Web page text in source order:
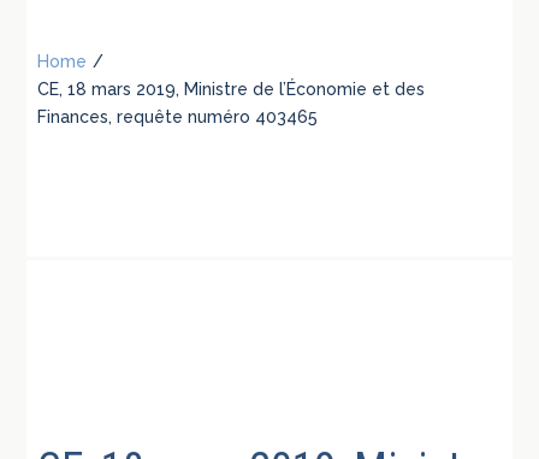
Home /
CE, 18 mars 2019, Ministre de l’Économie et des
Finances, requête numéro 403465